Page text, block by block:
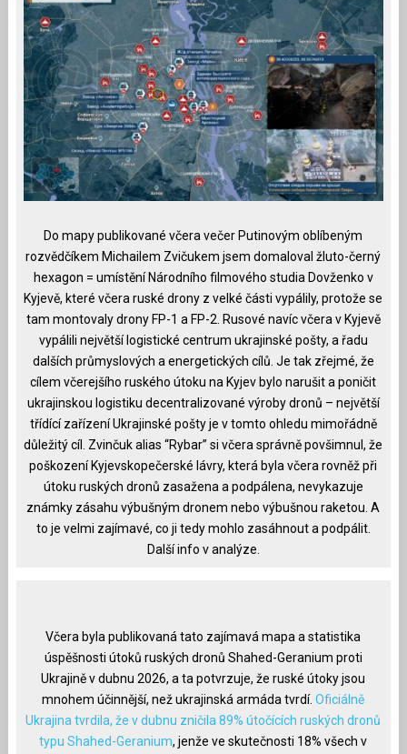
Do mapy publikované včera večer Putinovým oblíbeným
rozvědčíkem Michailem Zvičukem jsem domaloval žluto-černý
hexagon = umístění Národního filmového studia Dovženko v
Kyjevě, které včera ruské drony z velké části vypálily, protože se
tam montovaly drony FP-1 a FP-2. Rusové navíc včera v Kyjevě
vypálili největší logistické centrum ukrajinské pošty, a řadu
dalších průmyslových a energetických cílů. Je tak zřejmé, že
cílem včerejšího ruského útoku na Kyjev bylo narušit a poničit
ukrajinskou logistiku decentralizované výroby dronů – největší
třídící zařízení Ukrajinské pošty je v tomto ohledu mimořádně
důležitý cíl. Zvinčuk alias “Rybar” si včera správně povšimnul, že
poškození Kyjevskopečerské lávry, která byla včera rovněž při
útoku ruských dronů zasažena a podpálena, nevykazuje
známky zásahu výbušným dronem nebo výbušnou raketou. A
to je velmi zajímavé, co ji tedy mohlo zasáhnout a podpálit.
Další info v analýze.
Včera byla publikovaná tato zajímavá mapa a statistika
úspěšnosti útoků ruských dronů Shahed-Geranium proti
Ukrajině v dubnu 2026, a ta potvrzuje, že ruské útoky jsou
mnohem účinnější, než ukrajinská armáda tvrdí.Oficiálně
Ukrajina tvrdila, že v dubnu zničila 89% útočících ruských dronů
typu Shahed-Geranium, jenže ve skutečnosti 18% všech v